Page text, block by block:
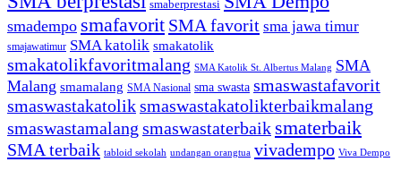
smaberprestasi
smadempo smafavorit SMA favorit sma jawa timur
smajawatimur SMA katolik smakatolik
smakatolikfavoritmalang SMA Katolik St. Albertus Malang SMA
Malang smamalang SMA Nasional sma swasta smaswastafavorit
smaswastakatoliksmaswastakatolikterbaikmalang
smaswastamalang smaswastaterbaik smaterbaik
SMA terbaik tabloid sekolah undangan orangtua vivadempo Viva Dempo